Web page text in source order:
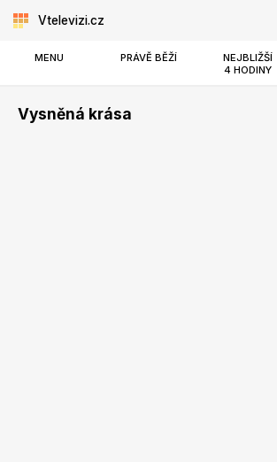
Vtelevizi.cz
MENU PRÁVĚ BĚŽÍ
NEJBLIŽŠÍ
4 HODINY
Vysněná krása